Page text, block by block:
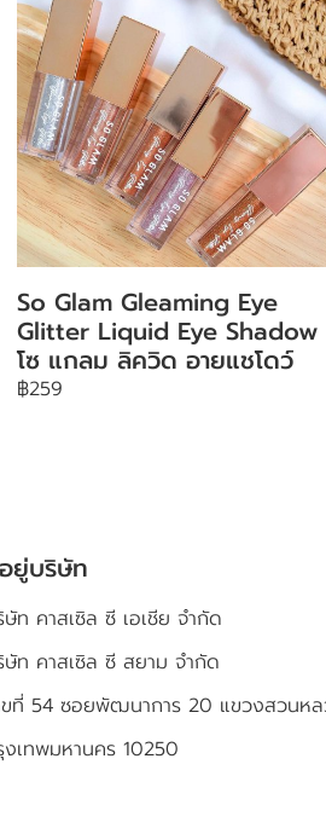
So Glam Gleaming Eye
Glitter Liquid Eye Shadow
โซ แกลม ลิควิด อายแชโดว์
฿259
ยู่บริษัท
ษัท คาสเซิล ซี เอเชีย จำกัด
ษัท คาสเซิล ซี สยาม จำกัด
ขที่ 54 ซอยพัฒนาการ 20 แขวงสวนห
งเทพมหานคร 10250